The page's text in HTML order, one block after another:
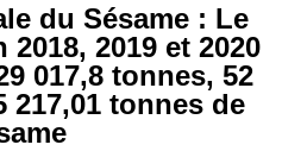
du Sésame : Le
2019 et 2020
017,8 tonnes, 52
217,01 tonnes de